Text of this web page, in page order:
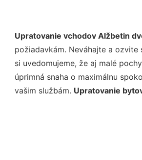
Upratovanie vchodov Alžbetin
požiadavkám. Neváhajte a
si uvedomujeme, že aj malé
úprimná snaha o maximálnu
vašim službám. Upratovanie